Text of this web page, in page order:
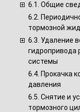
6.1. Общие
6.2.
тормозной
6.3. Удаление
гидропривода
системы
6.4. Прокачка
давления
6.5. Снятие и
тормозного